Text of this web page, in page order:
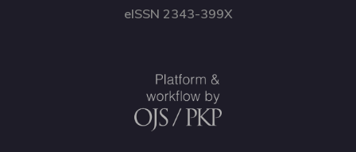
eISSN 2343-399X